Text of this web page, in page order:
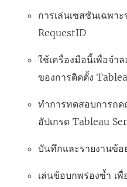
ใ
ห
)
ะ
เ
ปิ
ใ
น
ห
า
การเล่นเซสชันเฉพา
RequestID
ใช้เครื่องมือนี้เพื่อจำ
ของการติดตั้ง
ทำการทดสอบการถด
อัปเกรด Tableau
บันทึกและรายงานข้อ
เล่นข้อบกพร่องซ้ำ เ